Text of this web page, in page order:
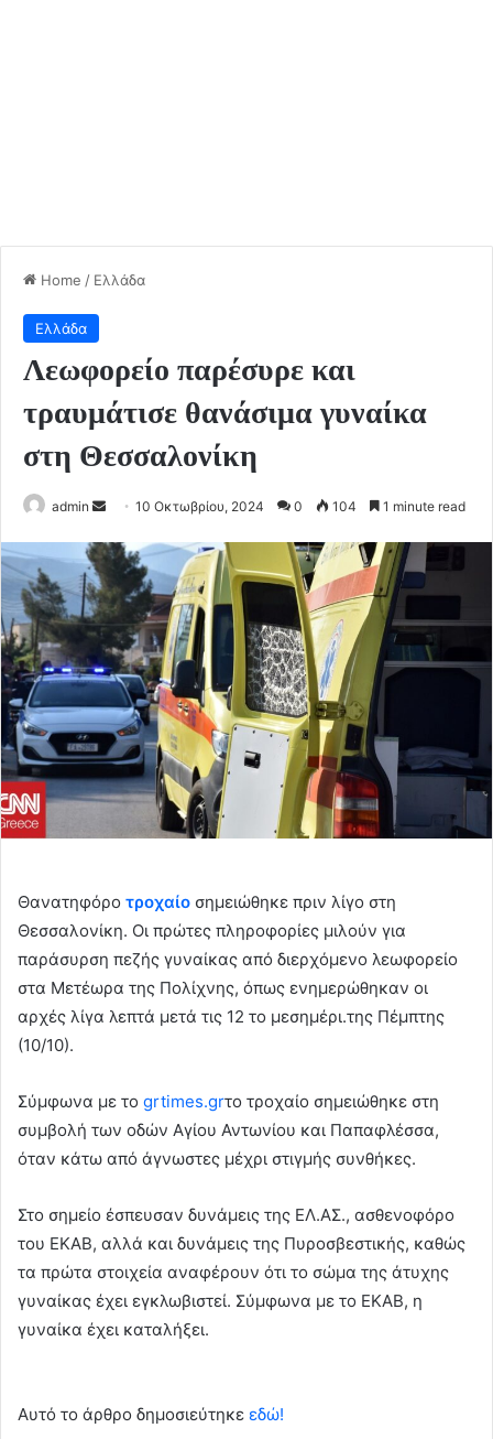
Home / Ελλάδα
Ελλάδα
Λεωφορείο παρέσυρε και
τραυμάτισε θανάσιμα γυναίκα
στη Θεσσαλονίκη
admin
Send
email
10 Οκτωβρίου, 2024 0 104 1 minute read
Θανατηφόρο τροχαίο σημειώθηκε πριν λίγο στη
Θεσσαλονίκη. Οι πρώτες πληροφορίες μιλούν για
παράσυρση πεζής γυναίκας από διερχόμενο λεωφορείο
στα Μετέωρα της Πολίχνης, όπως ενημερώθηκαν οι
αρχές λίγα λεπτά μετά τις 12 το μεσημέρι.της Πέμπτης
(10/10).
Σύμφωνα με το grtimes.grτο τροχαίο σημειώθηκε στη
συμβολή των οδών Αγίου Αντωνίου και Παπαφλέσσα,
όταν κάτω από άγνωστες μέχρι στιγμής συνθήκες.
Στο σημείο έσπευσαν δυνάμεις της ΕΛ.ΑΣ., ασθενοφόρο
του ΕΚΑΒ, αλλά και δυνάμεις της Πυροσβεστικής, καθώς
τα πρώτα στοιχεία αναφέρουν ότι το σώμα της άτυχης
γυναίκας έχει εγκλωβιστεί. Σύμφωνα με το ΕΚΑΒ, η
γυναίκα έχει καταλήξει.
Αυτό το άρθρο δημοσιεύτηκε εδώ!